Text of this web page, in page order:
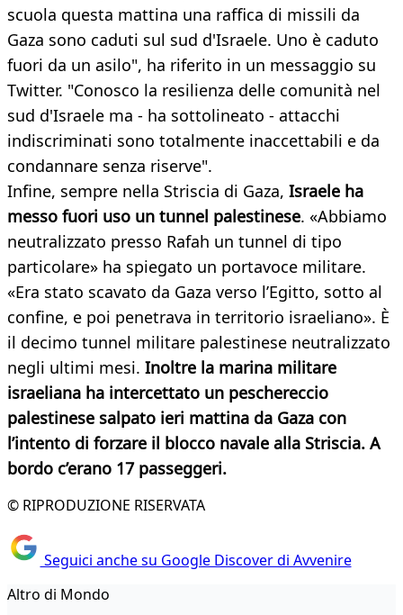
scuola questa mattina una raffica di missili da
Gaza sono caduti sul sud d'Israele. Uno è caduto
fuori da un asilo", ha riferito in un messaggio su
Twitter. "Conosco la resilienza delle comunità nel
sud d'Israele ma - ha sottolineato - attacchi
indiscriminati sono totalmente inaccettabili e da
condannare senza riserve".
Infine, sempre nella Striscia di Gaza, Israele ha
messo fuori uso un tunnel palestinese. «Abbiamo
neutralizzato presso Rafah un tunnel di tipo
particolare» ha spiegato un portavoce militare.
«Era stato scavato da Gaza verso l’Egitto, sotto al
confine, e poi penetrava in territorio israeliano». È
il decimo tunnel militare palestinese neutralizzato
negli ultimi mesi. Inoltre la marina militare
israeliana ha intercettato un peschereccio
palestinese salpato ieri mattina da Gaza con
l’intento di forzare il blocco navale alla Striscia. A
bordo c’erano 17 passeggeri.
© RIPRODUZIONE RISERVATA
Seguici anche su Google Discover di Avvenire
Altro di Mondo